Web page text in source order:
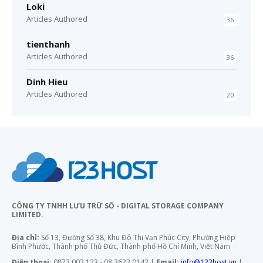
Loki
Articles Authored 36
tienthanh
Articles Authored 36
Dinh Hieu
Articles Authored 20
CÔNG TY TNHH LƯU TRỮ SỐ - DIGITAL STORAGE COMPANY
LIMITED.
Địa chỉ: Số 13, Đường Số 38, Khu Đô Thị Vạn Phúc City, Phường Hiệp
Bình Phước, Thành phố Thủ Đức, Thành phố Hồ Chí Minh, Việt Nam